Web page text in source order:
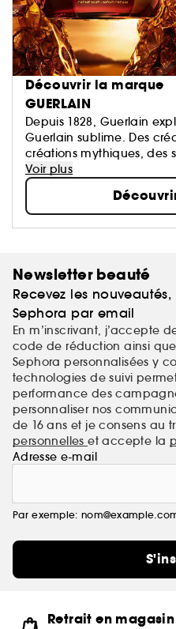
Découvrir la marque
GUERLAIN
Depuis 1828, Guerlain
Guerlain sublime. Des
créations mythiques, des
perpétués. La Culture du
Voir plus
Newsletter beauté
Recevez les
Sephora par email
En m’inscrivant, j’accepte
code de réduction ainsi
Sephora personnalisées y
technologies de suivi
performance des
personnaliser nos
de 16 ans et je consens au
personnelleset accepte la
Adresse e-mail
Par exemple:
Retrait en magasin